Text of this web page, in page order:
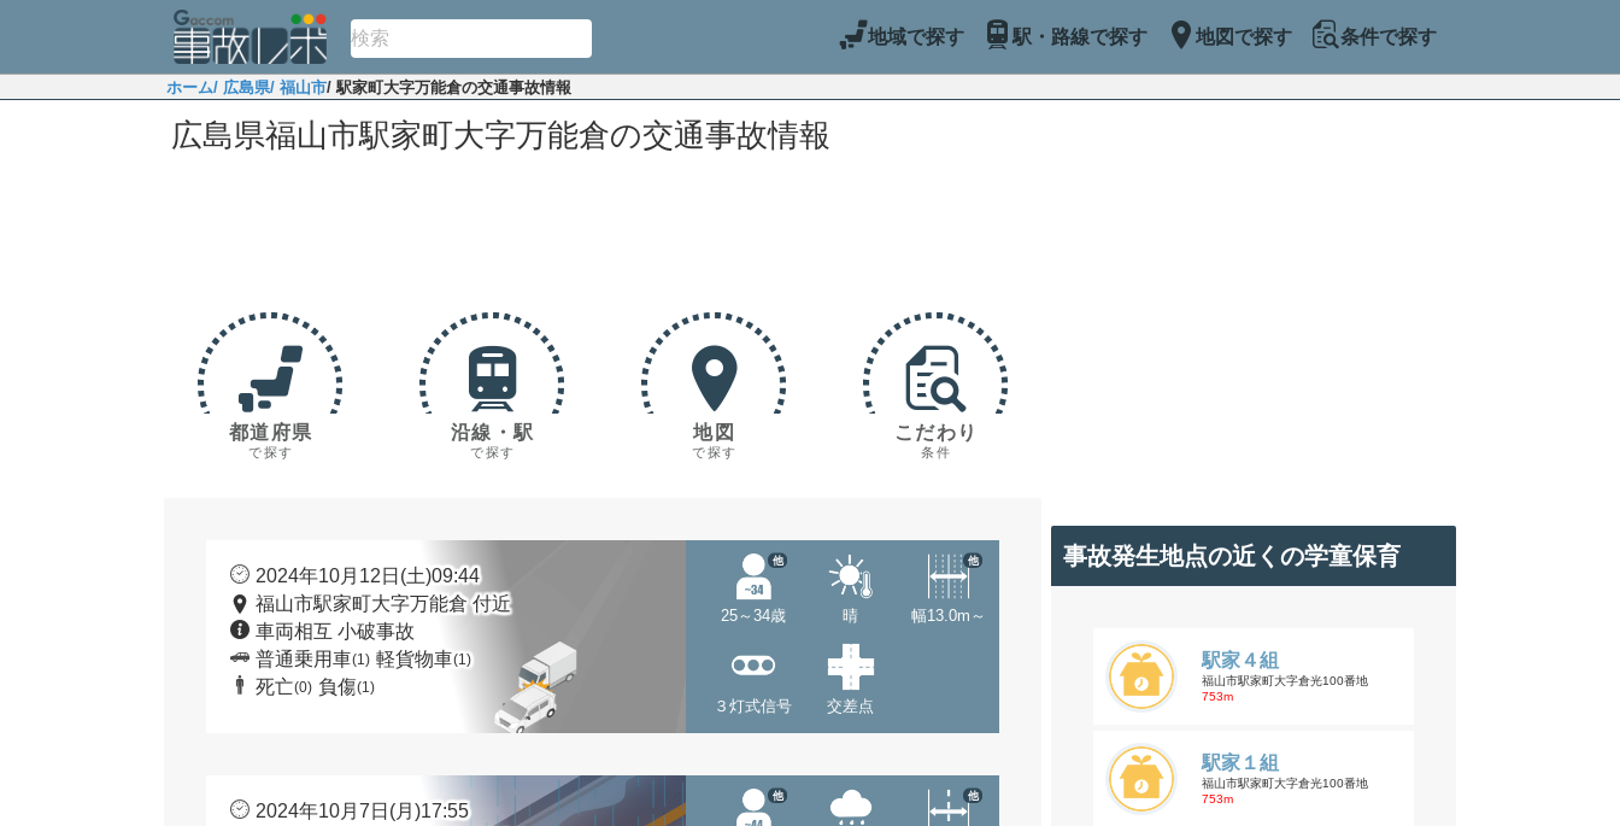
地域で探す 駅・路線で探す 地図で探す 条件で探す
ホーム/ 広島県/ 福山市/ 駅家町大字万能倉の交通事故情報
広島県福山市駅家町大字万能倉の交通事故情報
都道府県
で探す
沿線・駅
で探す
地図
で探す
こだわり
条件
2024年10月12日(土)09:44
福山市駅家町大字万能倉 付近
車両相互 小破事故
普通乗用車(1) 軽貨物車(1)
死亡(0) 負傷(1)
25～34歳
他
晴 幅13.0m～
他
３灯式信号 交差点
2024年10月7日(月)17:55
他 他
事故発生地点の近くの学童保育
駅家４組
福山市駅家町大字倉光100番地
753m
駅家１組
福山市駅家町大字倉光100番地
753m